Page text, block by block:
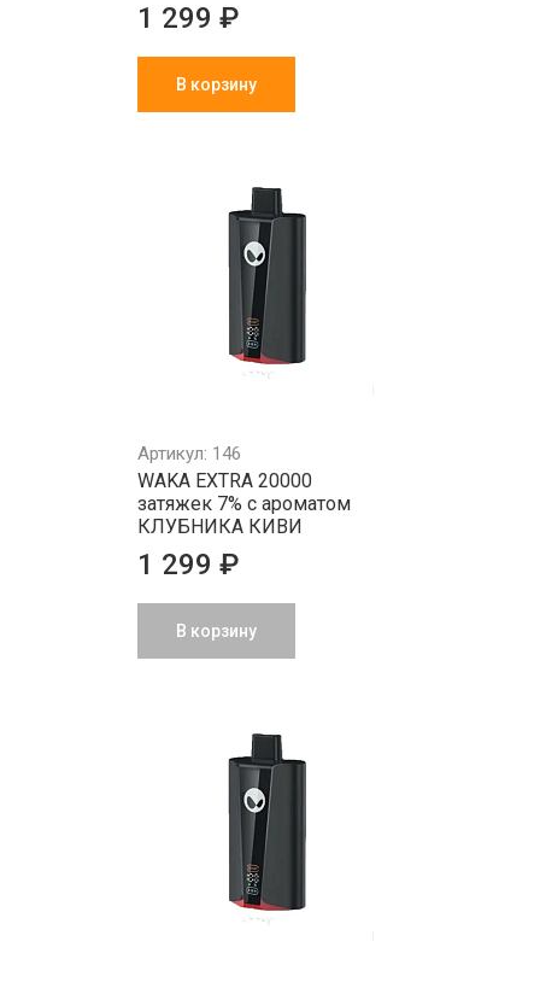
1 299 ₽
В корзину
Артикул: 146
WAKA EXTRA 20000
затяжек 7% с ароматом
КЛУБНИКА КИВИ
1 299 ₽
В корзину